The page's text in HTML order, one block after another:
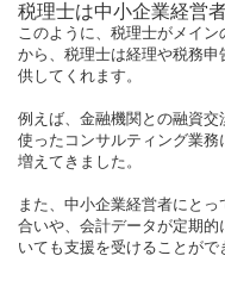
税理士は中小企業経営
このように、税理士がメイ
から、税理士は経理や税務
供してくれます。
例えば、金融機関との融資
使ったコンサルティング業
増えてきました。
また、中小企業経営者にと
合いや、会計データが定期
いても支援を受けることがで